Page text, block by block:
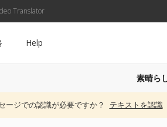
Translator
Help
素晴ら
ージでの認識が必要ですか？ テキストを認識